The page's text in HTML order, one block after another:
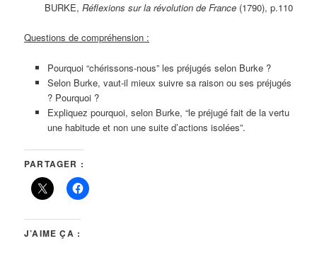
BURKE, Réflexions sur la révolution de France(1790), p.110
Questions de compréhension :
Pourquoi “chérissons-nous” les préjugés selon Burke ?
Selon Burke, vaut-il mieux suivre sa raison ou ses préjugés
? Pourquoi ?
Expliquez pourquoi, selon Burke, “le préjugé fait de la vertu
une habitude et non une suite d’actions isolées”.
PARTAGER :
J’AIME ÇA :